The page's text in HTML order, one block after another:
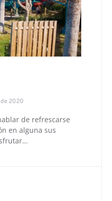
2020
de refrescarse
en alguna sus